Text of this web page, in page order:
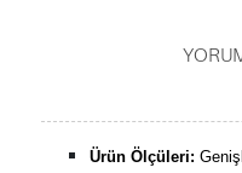
Ürün Ölçüleri: